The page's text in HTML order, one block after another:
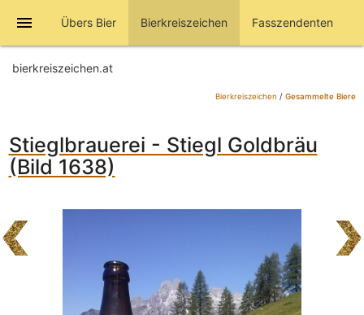
menu Übers Bier Bierkreiszeichen Fasszendenten
bierkreiszeichen.at
Bierkreiszeichen / Gesammelte Biere
Stieglbrauerei - Stiegl Goldbräu
(Bild 1638)